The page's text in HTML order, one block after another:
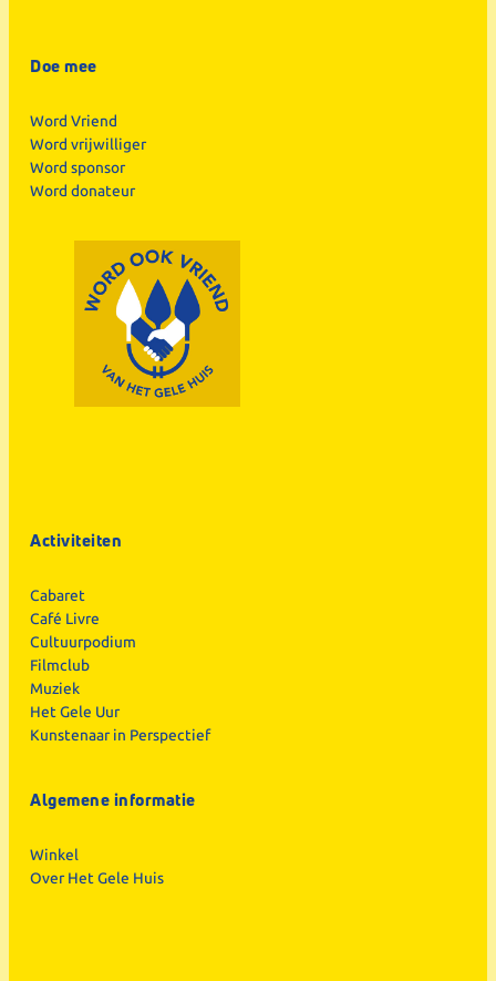
Doe mee
Word Vriend
Word vrijwilliger
Word sponsor
Word donateur
Activiteiten
Cabaret
Café Livre
Cultuurpodium
Filmclub
Muziek
Het Gele Uur
Kunstenaar in Perspectief
Algemene informatie
Winkel
Over Het Gele Huis